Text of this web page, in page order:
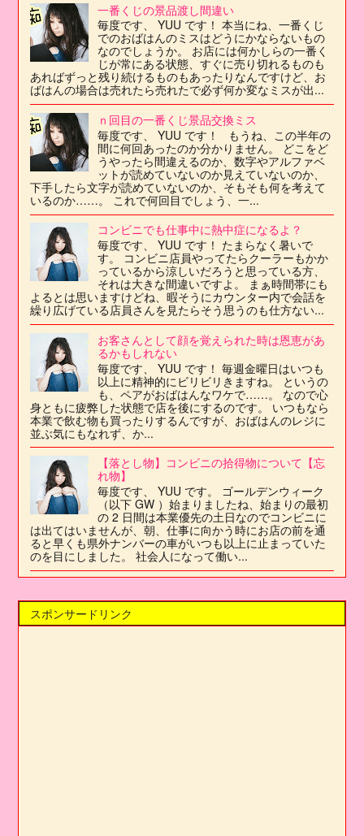
一番くじの景品渡し間違い
毎度です、 YUU です！ 本当にね、一番くじ
でのおばはんのミスはどうにかならないもの
なのでしょうか。 お店には何かしらの一番く
じが常にある状態、すぐに売り切れるものも
あればずっと残り続けるものもあったりなんですけど、お
ばはんの場合は売れたら売れたで必ず何か変なミスが出...
ｎ回目の一番くじ景品交換ミス
毎度です、 YUU です！ もうね、この半年の
間に何回あったのか分かりません。 どこをど
うやったら間違えるのか、数字やアルファベ
ットが読めていないのか見えていないのか、
下手したら文字が読めていないのか、そもそも何を考えて
いるのか……。 これで何回目でしょう、一...
コンビニでも仕事中に熱中症になるよ？
毎度です、 YUU です！ たまらなく暑いで
す。 コンビニ店員やってたらクーラーもかか
っているから涼しいだろうと思っている方、
それは大きな間違いですよ。 まぁ時間帯にも
よるとは思いますけどね、暇そうにカウンター内で会話を
繰り広げている店員さんを見たらそう思うのも仕方ない...
お客さんとして顔を覚えられた時は恩恵があ
るかもしれない
毎度です、 YUU です！ 毎週金曜日はいつも
以上に精神的にビリビリきますね。 というの
も、ペアがおばはんなワケで……。 なので心
身ともに疲弊した状態で店を後にするのです。 いつもなら
本業で飲む物も買ったりするんですが、おばはんのレジに
並ぶ気にもなれず、か...
【落とし物】コンビニの拾得物について【忘
れ物】
毎度です、 YUU です。 ゴールデンウィーク
（以下 GW ）始まりましたね、始まりの最初
の 2 日間は本業優先の土日なのでコンビニに
は出てはいませんが、朝、仕事に向かう時にお店の前を通
ると早くも県外ナンバーの車がいつも以上に止まっていた
のを目にしました。 社会人になって働い...
スポンサードリンク